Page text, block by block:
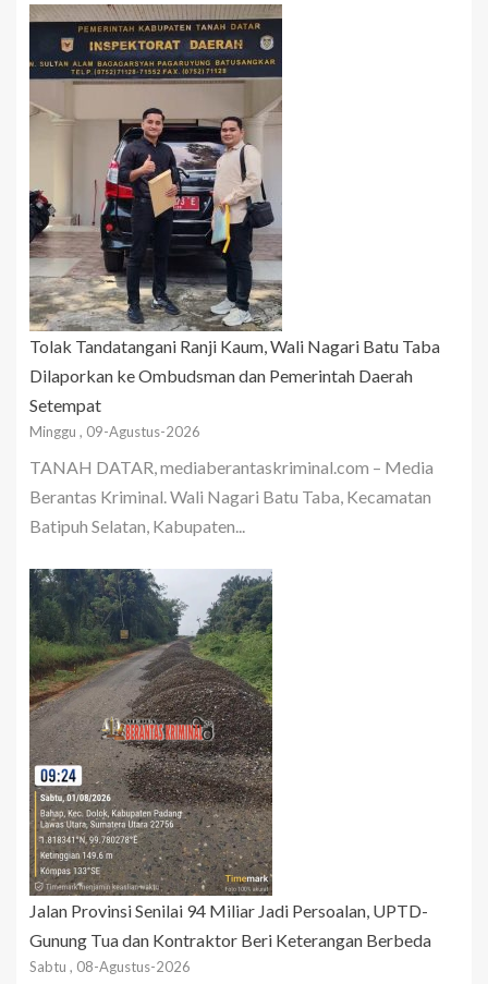
Tolak Tandatangani Ranji Kaum, Wali Nagari Batu Taba
Dilaporkan ke Ombudsman dan Pemerintah Daerah
Setempat
Minggu , 09-Agustus-2026
TANAH DATAR, mediaberantaskriminal.com – Media
Berantas Kriminal. Wali Nagari Batu Taba, Kecamatan
Batipuh Selatan, Kabupaten...
Jalan Provinsi Senilai 94 Miliar Jadi Persoalan, UPTD-
Gunung Tua dan Kontraktor Beri Keterangan Berbeda
Sabtu , 08-Agustus-2026